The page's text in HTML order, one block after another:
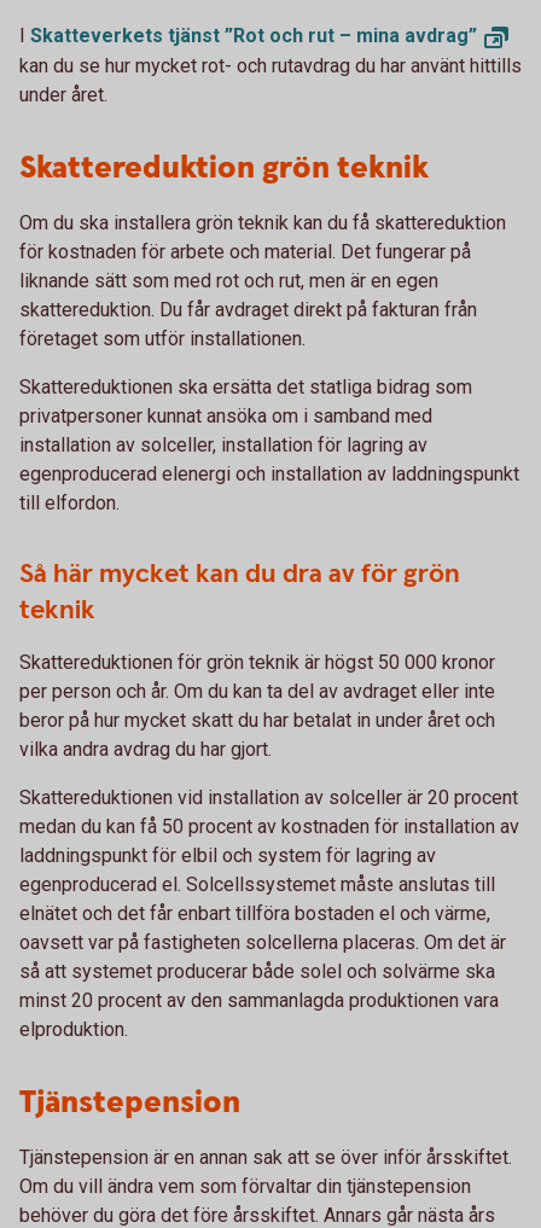
I Skatteverkets tjänst ”Rot och rut – mina avdrag”
kan du se hur mycket rot- och rutavdrag du har använt hittills
under året.
Skattereduktion grön teknik
Om du ska installera grön teknik kan du få skattereduktion
för kostnaden för arbete och material. Det fungerar på
liknande sätt som med rot och rut, men är en egen
skattereduktion. Du får avdraget direkt på fakturan från
företaget som utför installationen.
Skattereduktionen ska ersätta det statliga bidrag som
privatpersoner kunnat ansöka om i samband med
installation av solceller, installation för lagring av
egenproducerad elenergi och installation av laddningspunkt
till elfordon.
Så här mycket kan du dra av för grön
teknik
Skattereduktionen för grön teknik är högst 50 000 kronor
per person och år. Om du kan ta del av avdraget eller inte
beror på hur mycket skatt du har betalat in under året och
vilka andra avdrag du har gjort.
Skattereduktionen vid installation av solceller är 20 procent
medan du kan få 50 procent av kostnaden för installation av
laddningspunkt för elbil och system för lagring av
egenproducerad el. Solcellssystemet måste anslutas till
elnätet och det får enbart tillföra bostaden el och värme,
oavsett var på fastigheten solcellerna placeras. Om det är
så att systemet producerar både solel och solvärme ska
minst 20 procent av den sammanlagda produktionen vara
elproduktion.
Tjänstepension
Tjänstepension är en annan sak att se över inför årsskiftet.
Om du vill ändra vem som förvaltar din tjänstepension
behöver du göra det före årsskiftet. Annars går nästa års